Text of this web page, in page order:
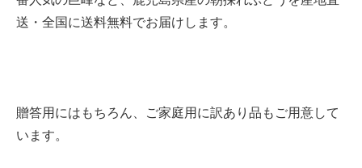
送・全国に送料無料でお届けします。
贈答用にはもちろん、ご家庭用に訳あり品もご用意して
います。